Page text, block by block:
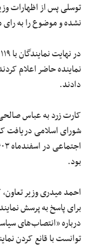
توسلی پس از اظهارات
نشده و موضوع را به
نماینده حاضر اعلام
دادند.
کارت زرد به عباس
شورای اسلامی دریافت
بود.
برای پاسخ به پرسش
درباره «انتصاب‌های
توانست با قانع کردن